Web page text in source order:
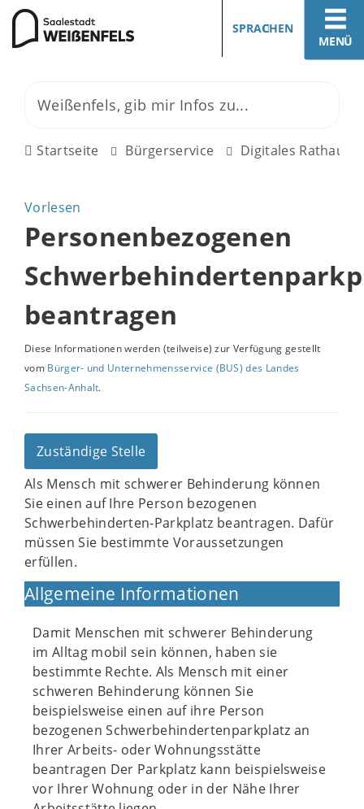
MENÜ
SPRACHEN
Startseite Bürgerservice Digitales Rathaus
Vorlesen
Personenbezogenen
beantragen
Diese Informationen werden (teilweise) zur Verfügung gestellt
vom Bürger- und Unternehmensservice (BUS) des Landes
Sachsen-Anhalt.
Zuständige Stelle
Als Mensch mit schwerer Behinderung können
Sie einen auf Ihre Person bezogenen
Schwerbehinderten-Parkplatz beantragen. Dafür
müssen Sie bestimmte Voraussetzungen
erfüllen.
Allgemeine Informationen
Damit Menschen mit schwerer Behinderung
im Alltag mobil sein können, haben sie
bestimmte Rechte. Als Mensch mit einer
schweren Behinderung können Sie
beispielsweise einen auf ihre Person
bezogenen Schwerbehindertenparkplatz an
Ihrer Arbeits- oder Wohnungsstätte
beantragen Der Parkplatz kann beispielsweise
vor Ihrer Wohnung oder in der Nähe Ihrer